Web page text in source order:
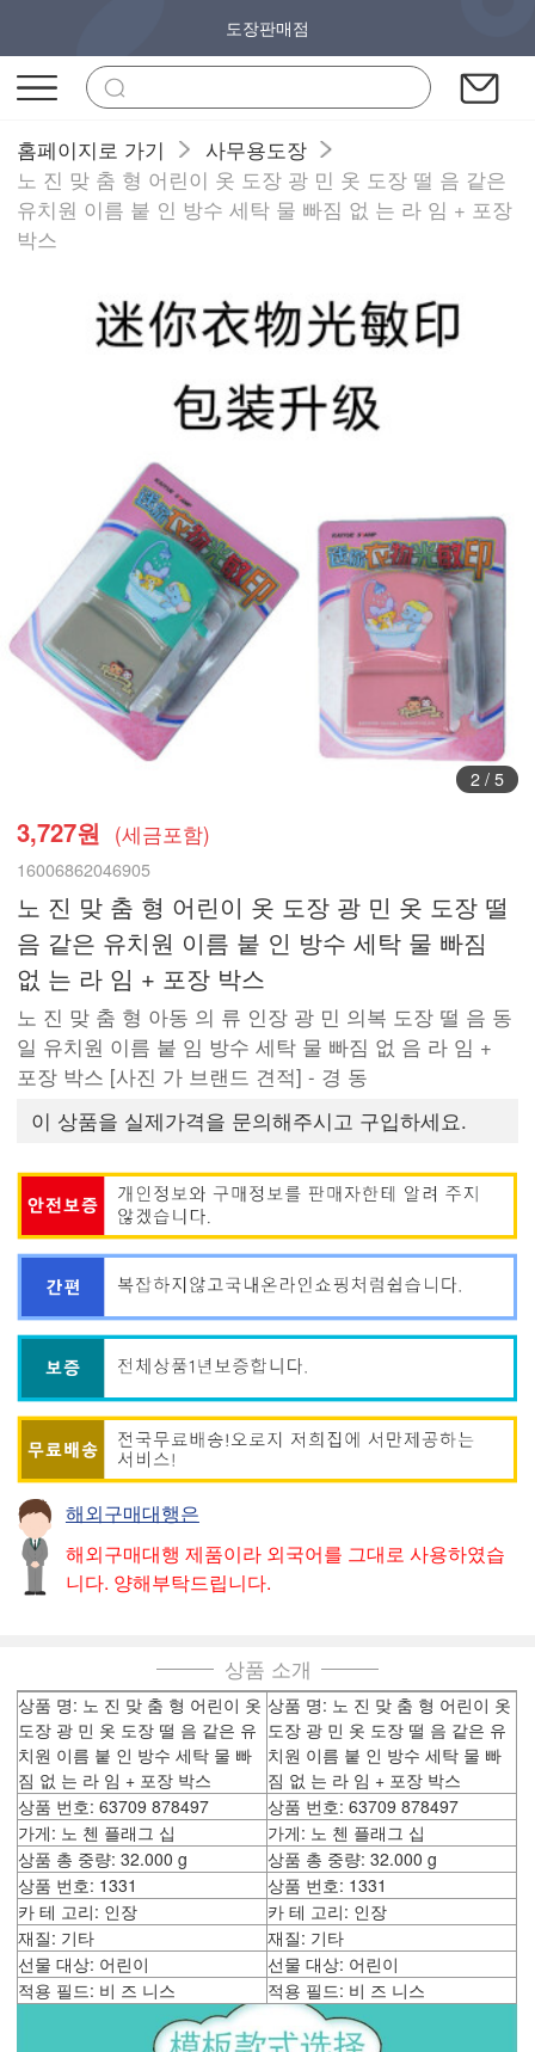
도장판매점
홈페이지로 가기
사무용도장
노 진 맞 춤 형 어린이 옷 도장 광 민 옷 도장 떨 음 같은
유치원 이름 붙 인 방수 세탁 물 빠짐 없 는 라 임 + 포장
박스
3/ 5
3,727원 (세금포함)
16006862046905
노 진 맞 춤 형 어린이 옷 도장 광 민 옷 도장 떨
음 같은 유치원 이름 붙 인 방수 세탁 물 빠짐
없 는 라 임 + 포장 박스
노 진 맞 춤 형 아동 의 류 인장 광 민 의복 도장 떨 음 동
일 유치원 이름 붙 임 방수 세탁 물 빠짐 없 음 라 임 +
포장 박스 [사진 가 브랜드 견적] - 경 동
이 상품을 실제가격을 문의해주시고 구입하세요.
해외구매대행은
해외구매대행 제품이라 외국어를 그대로 사용하였습
니다. 양해부탁드립니다.
상품 소개
상품 명: 노 진 맞 춤 형 어린이 옷
도장 광 민 옷 도장 떨 음 같은 유
치원 이름 붙 인 방수 세탁 물 빠
짐 없 는 라 임 + 포장 박스
상품 명: 노 진 맞 춤 형 어린이 옷
도장 광 민 옷 도장 떨 음 같은 유
치원 이름 붙 인 방수 세탁 물 빠
짐 없 는 라 임 + 포장 박스
상품 번호: 63709 878497
상품 번호: 63709 878497
가게: 노 첸 플래그 십
가게: 노 첸 플래그 십
상품 총 중량: 32.000 g
상품 총 중량: 32.000 g
상품 번호: 1331
상품 번호: 1331
카 테 고리: 인장
카 테 고리: 인장
재질: 기타
재질: 기타
선물 대상: 어린이
선물 대상: 어린이
적용 필드: 비 즈 니스
적용 필드: 비 즈 니스